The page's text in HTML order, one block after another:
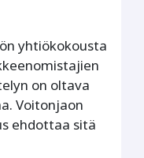
yhtiökokousta
on oltava
Voitonjaon
ehdottaa sitä